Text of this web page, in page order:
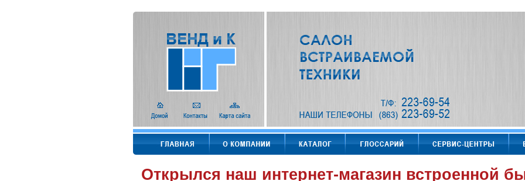
Открылся наш интернет-магазин встроенной